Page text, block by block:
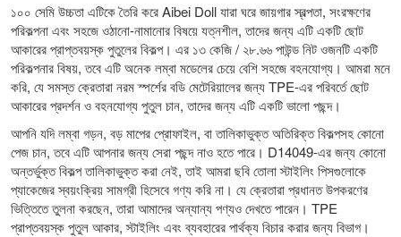
১০০ সেমি উচ্চতা এটিকে তৈরি করে Aibei Doll যারা ঘরে জায়গার স্বল্পতা, সংরক্ষণের
পরিকল্পনা এবং সহজে ওঠানো-নামানোর বিষয়ে যত্নশীল, তাদের জন্য এটি একটি ছোট
আকারের প্রাপ্তবয়স্ক পুতুলের বিকল্প। এর ১৩ কেজি / ২৮.৬৬ পাউন্ড নিট ওজনটি একটি
পরিকল্পনার বিষয়, তবে এটি অনেক লম্বা মডেলের চেয়ে বেশি সহজে বহনযোগ্য। আমরা মনে
করি, যে সমস্ত ক্রেতারা নরম স্পর্শের বডি মেটেরিয়ালের জন্য TPE-এর পরিবর্তে ছোট
আকারের প্রদর্শন ও বহনযোগ্য পুতুল চান, তাদের জন্য এটি একটি ভালো পছন্দ।
আপনি যদি লম্বা গড়ন, বড় মাপের প্রোফাইল, বা তালিকাভুক্ত অতিরিক্ত বিকল্পসহ কোনো
পেজ চান, তবে এটি আপনার জন্য সেরা পছন্দ নাও হতে পারে। D14049-এর জন্য কোনো
অন্তর্ভুক্ত বিকল্প তালিকাভুক্ত করা নেই, তাই আমরা ছবি তোলা স্টাইলিং পিসগুলোকে
প্যাকেজের স্বয়ংক্রিয় সামগ্রী হিসেবে গণ্য করি না। যে ক্রেতারা প্রধানত উপকরণের
ভিত্তিতে তুলনা করছেন, তারা আমাদের অন্যান্য পণ্যও দেখতে পারেন। TPE
প্রাপ্তবয়স্ক পুতুলআকার, স্টাইলিং এবং ব্যবহারের পার্থক্য বিচার করার জন্য বিভাগ।